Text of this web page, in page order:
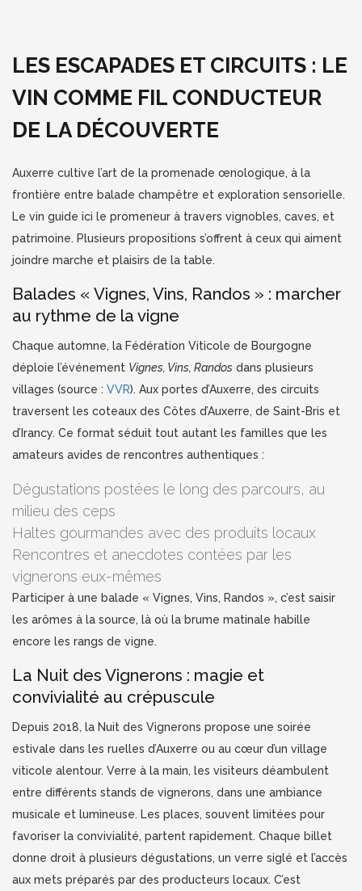
LES ESCAPADES ET CIRCUITS : LE
VIN COMME FIL CONDUCTEUR
DE LA DÉCOUVERTE
Auxerre cultive l’art de la promenade œnologique, à la
frontière entre balade champêtre et exploration sensorielle.
Le vin guide ici le promeneur à travers vignobles, caves, et
patrimoine. Plusieurs propositions s’offrent à ceux qui aiment
joindre marche et plaisirs de la table.
Balades « Vignes, Vins, Randos » : marcher
au rythme de la vigne
Chaque automne, la Fédération Viticole de Bourgogne
déploie l’événement Vignes, Vins, Randos dans plusieurs
villages (source : VVR). Aux portes d’Auxerre, des circuits
traversent les coteaux des Côtes d’Auxerre, de Saint-Bris et
d’Irancy. Ce format séduit tout autant les familles que les
amateurs avides de rencontres authentiques :
Dégustations postées le long des parcours, au
milieu des ceps
Haltes gourmandes avec des produits locaux
Rencontres et anecdotes contées par les
vignerons eux-mêmes
Participer à une balade « Vignes, Vins, Randos », c’est saisir
les arômes à la source, là où la brume matinale habille
encore les rangs de vigne.
La Nuit des Vignerons : magie et
convivialité au crépuscule
Depuis 2018, la Nuit des Vignerons propose une soirée
estivale dans les ruelles d’Auxerre ou au cœur d’un village
viticole alentour. Verre à la main, les visiteurs déambulent
entre différents stands de vignerons, dans une ambiance
musicale et lumineuse. Les places, souvent limitées pour
favoriser la convivialité, partent rapidement. Chaque billet
donne droit à plusieurs dégustations, un verre siglé et l’accès
aux mets préparés par des producteurs locaux. C’est